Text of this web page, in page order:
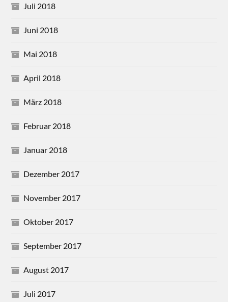
Juli 2018
Juni 2018
Mai 2018
April 2018
März 2018
Februar 2018
Januar 2018
Dezember 2017
November 2017
Oktober 2017
September 2017
August 2017
Juli 2017